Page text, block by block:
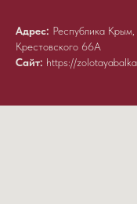
Адрес: Республика Крым,
Крестовского 66А
Сайт: https://